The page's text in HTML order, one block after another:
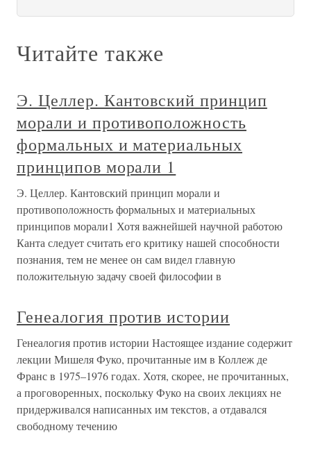
Читайте также
Э. Целлер. Кантовский принцип
морали и противоположность
формальных и материальных
принципов морали 1
Э. Целлер. Кантовский принцип морали и
противоположность формальных и материальных
принципов морали1 Хотя важнейшей научной работою
Канта следует считать его критику нашей способности
познания, тем не менее он сам видел главную
положительную задачу своей философии в
Генеалогия против истории
Генеалогия против истории Настоящее издание содержит
лекции Мишеля Фуко, прочитанные им в Коллеж де
Франс в 1975–1976 годах. Хотя, скорее, не прочитанных,
а проговоренных, поскольку Фуко на своих лекциях не
придерживался написанных им текстов, а отдавался
свободному течению